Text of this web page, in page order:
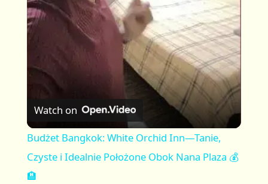
a
y
V
i
Watch on
Budżet Bangkok: White Orchid Inn—Tanie,
Czyste i Idealnie Położone Obok Nana Plaza 💰
🏨